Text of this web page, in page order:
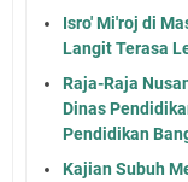
Isro' Mi'roj di
Langit Terasa
Raja-Raja
Dinas
Pendidikan
Kajian Subuh